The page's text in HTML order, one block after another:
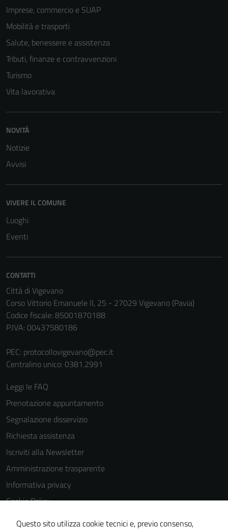
Imprese, commercio e SUAP
Mobilità e trasporti
Salute, benessere e assistenza
Tributi, finanze e contravvenzioni
Turismo
Vita lavorativa
NOVITÀ
Notizie
Avvisi
VIVERE IL COMUNE
Luoghi
Eventi
CONTATTI
Città di Vigevano
Corso Vittorio Emanuele II, 25 - 27029 Vigevano (Pavia)
Codice fiscale: 85001870188
P.IVA: 00437580186
PEC: protocollovigevano@pec.it
Centralino unico: 0381.2991
Leggi le FAQ
Prenotazione appuntamento
Segnalazione disservizio
Richiesta assistenza
Iscriviti alla Newsletter
Amministrazione trasparente
Informativa privacy
Cookie Policy
Media policy
Questo sito utilizza cookie tecnici e, previo consenso,
informazioni